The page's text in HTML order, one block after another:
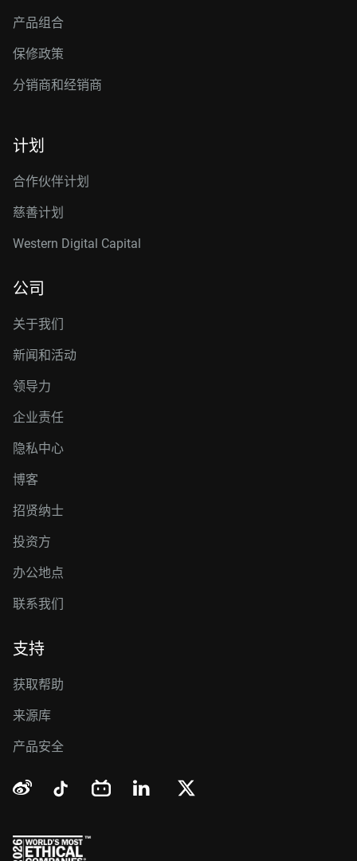
产品组合
保修政策
分销商和经销商
计划
合作伙伴计划
慈善计划
Western Digital Capital
公司
关于我们
新闻和活动
领导力
企业责任
隐私中心
博客
招贤纳士
投资方
办公地点
联系我们
支持
获取帮助
来源库
产品安全